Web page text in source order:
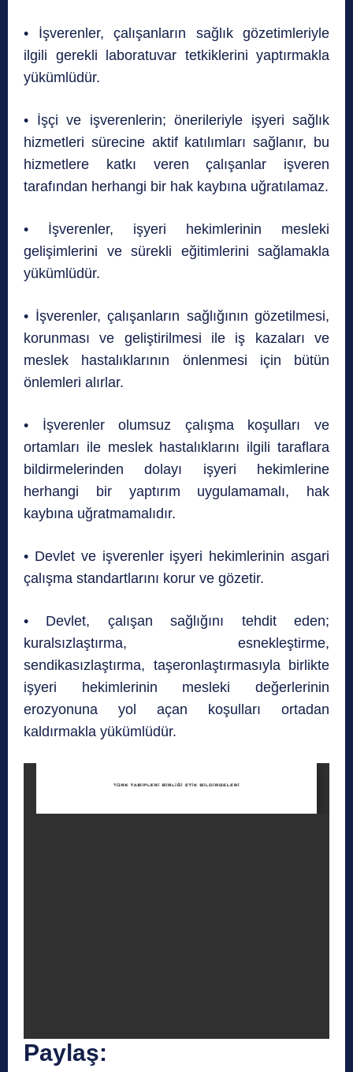
• İşverenler, çalışanların sağlık gözetimleriyle
ilgili gerekli laboratuvar tetkiklerini yaptırmakla
yükümlüdür.
• İşçi ve işverenlerin; önerileriyle işyeri sağlık
hizmetleri sürecine aktif katılımları sağlanır, bu
hizmetlere katkı veren çalışanlar işveren
tarafından herhangi bir hak kaybına uğratılamaz.
• İşverenler, işyeri hekimlerinin mesleki
gelişimlerini ve sürekli eğitimlerini sağlamakla
yükümlüdür.
• İşverenler, çalışanların sağlığının gözetilmesi,
korunması ve geliştirilmesi ile iş kazaları ve
meslek hastalıklarının önlenmesi için bütün
önlemleri alırlar.
• İşverenler olumsuz çalışma koşulları ve
ortamları ile meslek hastalıklarını ilgili taraflara
bildirmelerinden dolayı işyeri hekimlerine
herhangi bir yaptırım uygulamamalı, hak
kaybına uğratmamalıdır.
• Devlet ve işverenler işyeri hekimlerinin asgari
çalışma standartlarını korur ve gözetir.
• Devlet, çalışan sağlığını tehdit eden;
kuralsızlaştırma, esnekleştirme,
sendikasızlaştırma, taşeronlaştırmasıyla birlikte
işyeri hekimlerinin mesleki değerlerinin
erozyonuna yol açan koşulları ortadan
kaldırmakla yükümlüdür.
Paylaş: